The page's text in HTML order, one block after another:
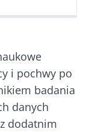
i pochwy po
badania
danych
dodatnim